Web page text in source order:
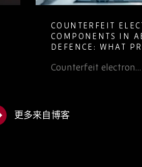
COUNTERFEIT
COMPONENTS IN
DEFENCE: WHAT
Counterfeit electron…
更多来自博客